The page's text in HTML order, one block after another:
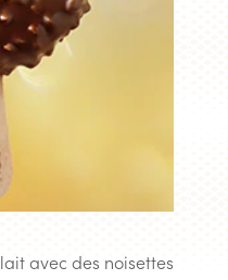
avec des noisettes